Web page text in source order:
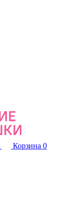
Корзина 0